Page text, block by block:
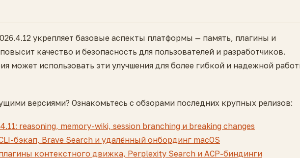
укрепляет базовые аспекты платформы — память, плагины и
качество и безопасность для пользователей и разработчиков.
может использовать эти улучшения для более гибкой и надежной
версиями? Ознакомьтесь с обзорами последних крупных релизов:
reasoning, memory-wiki, session branching и breaking changes
бэкап, Brave Search и удалённый онбординг macOS
контекстного движка, Perplexity Search и ACP-биндинги